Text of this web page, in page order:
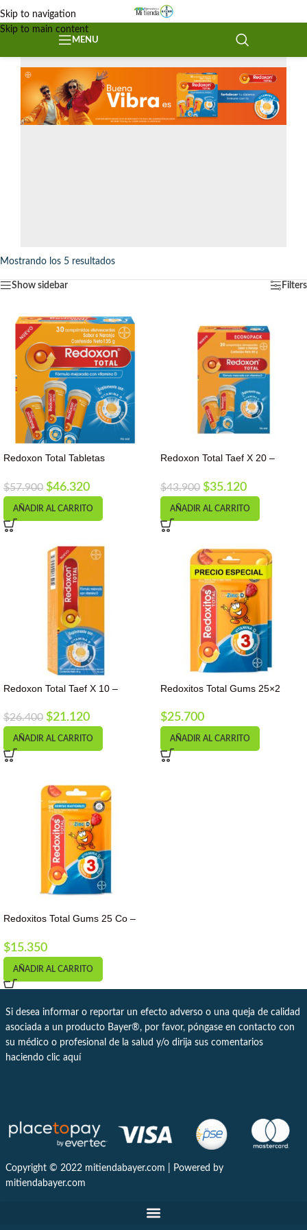
Skip to navigation
Skip to main content
MENU
Mostrando los 5 resultados
Show sidebar Filters
Redoxon Total Tabletas
$57.900 $46.320
AÑADIR AL CARRITO
Redoxon Total Taef X 20 –
$43.900 $35.120
AÑADIR AL CARRITO
Redoxon Total Taef X 10 –
$26.400 $21.120
AÑADIR AL CARRITO
Redoxitos Total Gums 25×2
$25.700
AÑADIR AL CARRITO
Redoxitos Total Gums 25 Co –
$15.350
AÑADIR AL CARRITO
Si desea informar o reportar un efecto adverso o una queja de calidad
asociada a un producto Bayer®, por favor, póngase en contacto con
su médico o profesional de la salud y/o dirija sus comentarios
haciendo clic aquí
Copyright © 2022 mitiendabayer.com | Powered by
mitiendabayer.com